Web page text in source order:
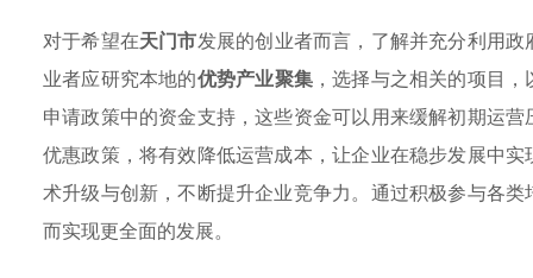
对于希望在天门市发展的创业者而言，了解并充分利用政
业者应研究本地的优势产业聚集，选择与之相关的项目
申请政策中的资金支持，这些资金可以用来缓解初期运
优惠政策，将有效降低运营成本，让企业在稳步发展中
术升级与创新，不断提升企业竞争力。通过积极参与各
而实现更全面的发展。